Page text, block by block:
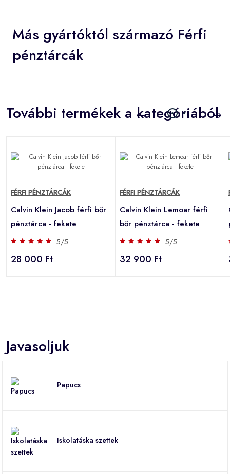
Más gyártóktól származó Férfi
pénztárcák
További termékek a kategóriából
FÉRFI PÉNZTÁRCÁK
Calvin Klein Jacob férfi bőr
pénztárca - fekete
5/5
28 000 Ft
FÉRFI PÉNZTÁRCÁK
Calvin Klein Lemoar férfi
bőr pénztárca - fekete
5/5
32 900 Ft
Javasoljuk
Papucs
Iskolatáska szettek